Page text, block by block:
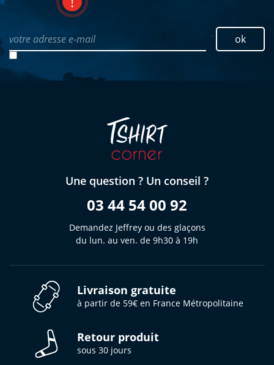
votre adresse e-mail ok
Une question ? Un conseil ?
03 44 54 00 92
Demandez Jeffrey ou des glaçons
du lun. au ven. de 9h30 à 19h
Livraison gratuite
à partir de 59€ en France Métropolitaine
Retour produit
sous 30 jours